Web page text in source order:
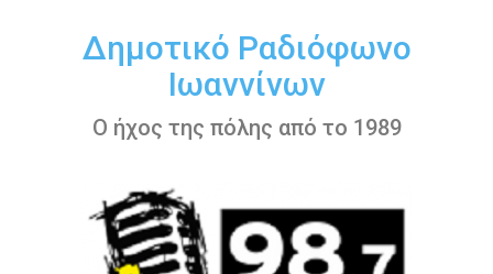
περιεχόμενοΔημοτικό Ραδιόφωνο
Ιωαννίνων
Ο ήχος της πόλης από το 1989